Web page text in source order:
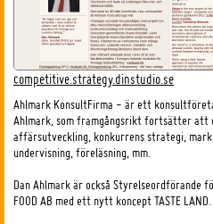
competitive.strategy.dinstudio.se
Ahlmark KonsultFirma - är ett
Ahlmark, som framgångsrikt fortsätter att
affärsutveckling, konkurrens strategi,
undervisning, föreläsning, mm.
Dan Ahlmark är också Styrelseordförande
FOOD AB med ett nytt koncept TASTE LAND.